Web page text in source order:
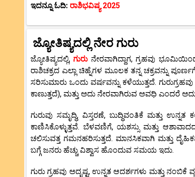
ಇದನ್ನೂ ಓದಿ: ರಾಶಿಭವಿಷ್ಯ 2025
ಜ್ಯೋತಿಷ್ಯದಲ್ಲಿ ನೇರ ಗುರು
ಜ್ಯೋತಿಷ್ಯದಲ್ಲಿ, ಗುರು ನೇರವಾಗಿದ್ದಾಗ, ಗ್ರಹವು
ರಾಶಿಚಕ್ರದ ಎಲ್ಲಾ ಚಿಹ್ನೆಗಳ ಮೂಲಕ ತನ್ನ ಚಕ್ರವನ್ನು
ಸರಿಸುಮಾರು ಒಂದು ವರ್ಷವನ್ನು ಕಳೆಯುತ್ತದೆ.
ಕಾಣುತ್ತದೆ), ಮತ್ತು ಅದು ನೇರವಾಗಿರುವ ಅವಧಿ ಎಂದರೆ
ಗುರುವು ಸಮೃದ್ಧಿ, ವಿಸ್ತರಣೆ, ಬುದ್ಧಿವಂತಿಕೆ ಮತ್ತು
ಕಾಣಿಸಿಕೊಳ್ಳುತ್ತವೆ. ಬೆಳವಣಿಗೆ, ಯಶಸ್ಸು ಮತ್ತು
ಚಲಿಸುವತ್ತ ಗಮನಹರಿಸುತ್ತದೆ. ಮಾನಸಿಕವಾಗಿ ಮತ್ತು
ಬಗ್ಗೆ ಜನರು ಹೆಚ್ಚು ವಿಶ್ವಾಸ ಹೊಂದುವ ಸಮಯ ಇದು.
ಗುರು ಗ್ರಹವು ಅದೃಷ್ಟ, ಉನ್ನತ ಆದರ್ಶಗಳು ಮತ್ತು